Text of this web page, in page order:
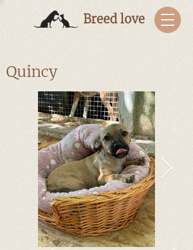
Breed love
Quincy